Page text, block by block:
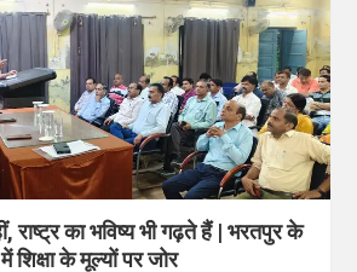
राष्ट्र का भविष्य भी गढ़ते हैं | भरतपुर के
शिक्षा के मूल्यों पर जोर